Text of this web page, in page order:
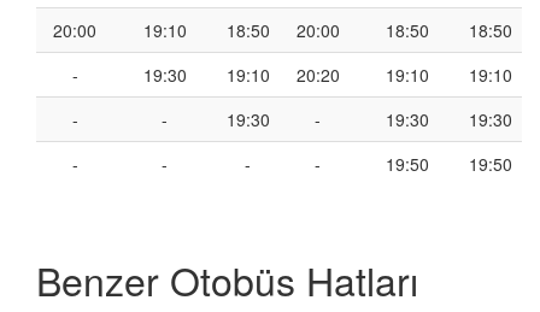
20:00
19:10 18:50 20:00 18:50
18:50
-
19:30 19:10 20:20 19:10
19:10
-
- 19:30 - 19:30
19:30
-
- - - 19:50 19:50
Benzer Otobüs Hatları